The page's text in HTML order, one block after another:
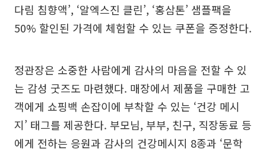
다림 침향액’, ‘알엑스진 클린’, ‘홍삼톤’ 샘플팩을
50% 할인된 가격에 체험할 수 있는 쿠폰을 증정한다.
정관장은 소중한 사람에게 감사의 마음을 전할 수 있
는 감성 굿즈도 마련했다. 매장에서 제품을 구매한 고
객에게 쇼핑백 손잡이에 부착할 수 있는 ‘건강 메시
지’ 태그를 제공한다. 부모님, 부부, 친구, 직장동료 등
에게 전하는 응원과 감사의 건강메시지 8종과 ‘문학